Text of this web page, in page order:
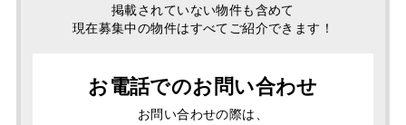
掲載されていない物件も含めて
現在募集中の物件はすべてご紹介できます！
お電話でのお問い合わせ
お問い合わせの際は、